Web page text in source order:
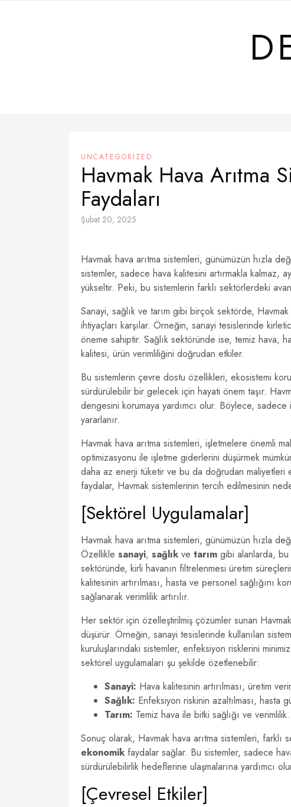
UNCATEGORIZED
Havmak Hava Arıtma
Faydaları
Şubat 20, 2025
Havmak hava arıtma sistemleri, günümüzün hızla
sistemler, sadece hava kalitesini artırmakla kalmaz,
yükseltir. Peki, bu sistemlerin farklı sektörlerdeki
Sanayi, sağlık ve tarım gibi birçok sektörde,
ihtiyaçları karşılar. Örneğin, sanayi tesislerinde
öneme sahiptir. Sağlık sektöründe ise, temiz hava,
kalitesi, ürün verimliliğini doğrudan etkiler.
Bu sistemlerin çevre dostu özellikleri, ekosistemi
sürdürülebilir bir gelecek için hayati önem taşır.
dengesini korumaya yardımcı olur. Böylece,
yararlanır.
Havmak hava arıtma sistemleri, işletmelere önemli
optimizasyonu ile işletme giderlerini düşürmek
daha az enerji tüketir ve bu da doğrudan
faydalar, Havmak sistemlerinin tercih edilmesinin
[Sektörel Uygulamalar]
Havmak hava arıtma sistemleri, günümüzün hızla
Özellikle sanayi, sağlık ve tarım gibi alanlarda, bu
sektöründe, kirli havanın filtrelenmesi üretim
kalitesinin artırılması, hasta ve personel sağlığını
sağlanarak verimlilik artırılır.
Her sektör için özelleştirilmiş çözümler sunan
düşürür. Örneğin, sanayi tesislerinde kullanılan
kuruluşlarındaki sistemler, enfeksiyon risklerini
sektörel uygulamaları şu şekilde özetlenebilir:
Sanayi: Hava kalitesinin artırılması, üretim
Sağlık: Enfeksiyon riskinin azaltılması, hasta
Tarım: Temiz hava ile bitki sağlığı ve verimlilik.
Sonuç olarak, Havmak hava arıtma sistemleri,
ekonomik faydalar sağlar. Bu sistemler, sadece
sürdürülebilirlik hedeflerine ulaşmalarına yardımcı
[Çevresel Etkiler]